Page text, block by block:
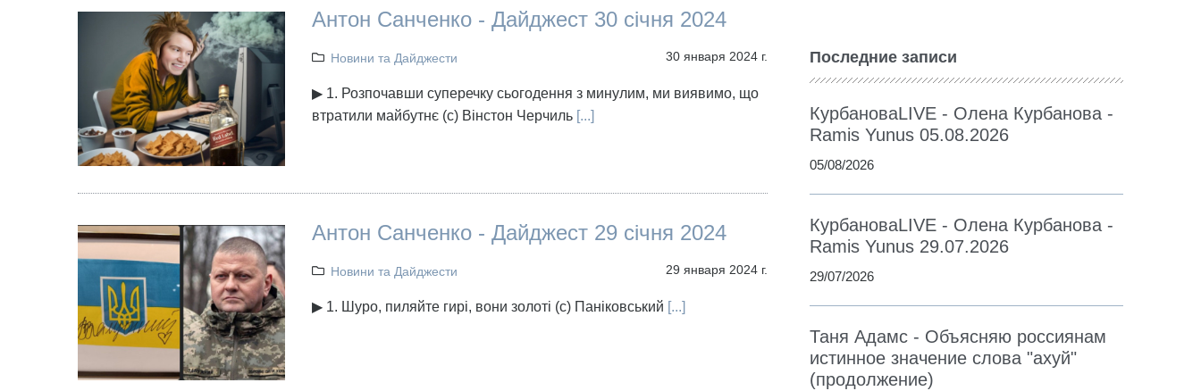
Антон Санченко - Дайджест 30 січня 2024
Новини та Дайджести 30 января 2024 г.
▶ 1. Розпочавши суперечку сьогодення з минулим, ми виявимо, що
втратили майбутнє (с) Вінстон Черчиль[...]
Антон Санченко - Дайджест 29 січня 2024
Новини та Дайджести 29 января 2024 г.
▶ 1. Шуро, пиляйте гирі, вони золоті (с) Паніковський [...]
Последние записи
КурбановаLIVE - Олена Курбанова -
Ramis Yunus 05.08.2026
05/08/2026
КурбановаLIVE - Олена Курбанова -
Ramis Yunus 29.07.2026
29/07/2026
Таня Адамс - Объясняю россиянам
истинное значение слова "ахуй"
(продолжение)